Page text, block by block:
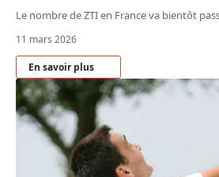
Le nombre de ZTI en France va bientôt
11 mars 2026
En savoir plus